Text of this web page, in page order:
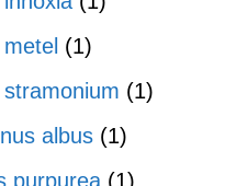
(1)
(1)
albus (1)
purpurea (1)